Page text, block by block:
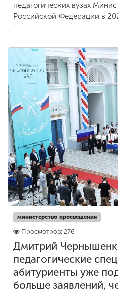
педагогических вузах
Российской Федерации в
министерство просвещения
Просмотров: 276
Дмитрий
педагогические
абитуриенты уже
больше заявлений,